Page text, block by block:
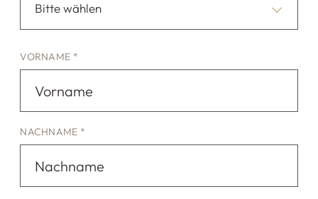
Bitte wählen
VORNAME *
NACHNAME *